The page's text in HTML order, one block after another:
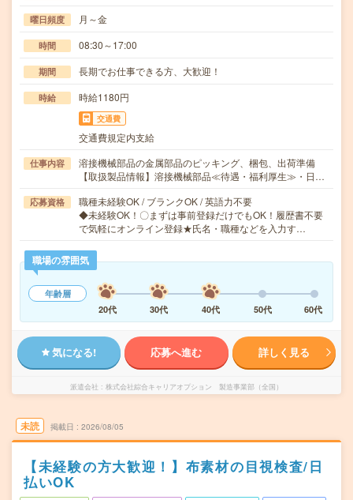
曜日頻度 月～金
時間 08:30～17:00
期間 長期でお仕事できる方、大歓迎！
時給 時給1180円
交通費
交通費規定内支給
仕事内容
溶接機械部品の金属部品のピッキング、梱包、出荷準備
【取扱製品情報】溶接機械部品≪待遇・福利厚生≫・日…
応募資格
職種未経験OK / ブランクOK / 英語力不要
◆未経験OK！〇まずは事前登録だけでもOK！履歴書不要
で気軽にオンライン登録★氏名・職種などを入力す…
職場の雰囲気
年齢層
20代
30代 40代 50代 60代
気になる! 応募へ進む 詳しく見る
派遣会社 株式会社綜合キャリアオプション 製造事業部（全国）
未読 掲載日 2026/08/05
【未経験の方大歓迎！】布素材の目視検査/日
払いOK